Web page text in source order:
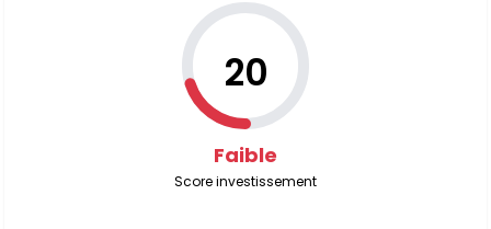
20
Faible
Score investissement